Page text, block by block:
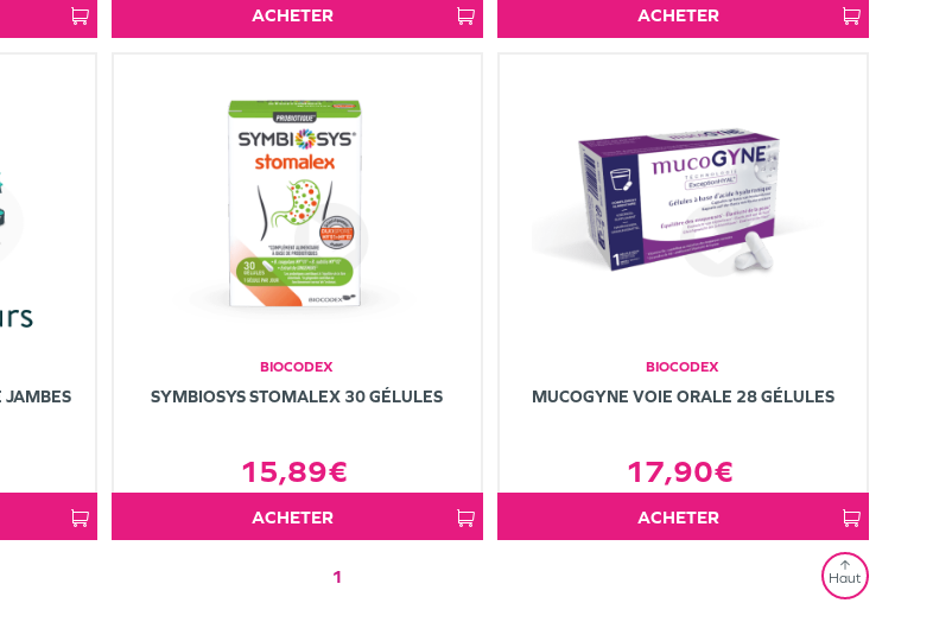
ACHETER ACHETER
JAMBES
BIOCODEX
SYMBIOSYS STOMALEX 30 GÉLULES
15,89€
ACHETER
BIOCODEX
MUCOGYNE VOIE ORALE 28 GÉLULES
17,90€
ACHETER
1 Haut